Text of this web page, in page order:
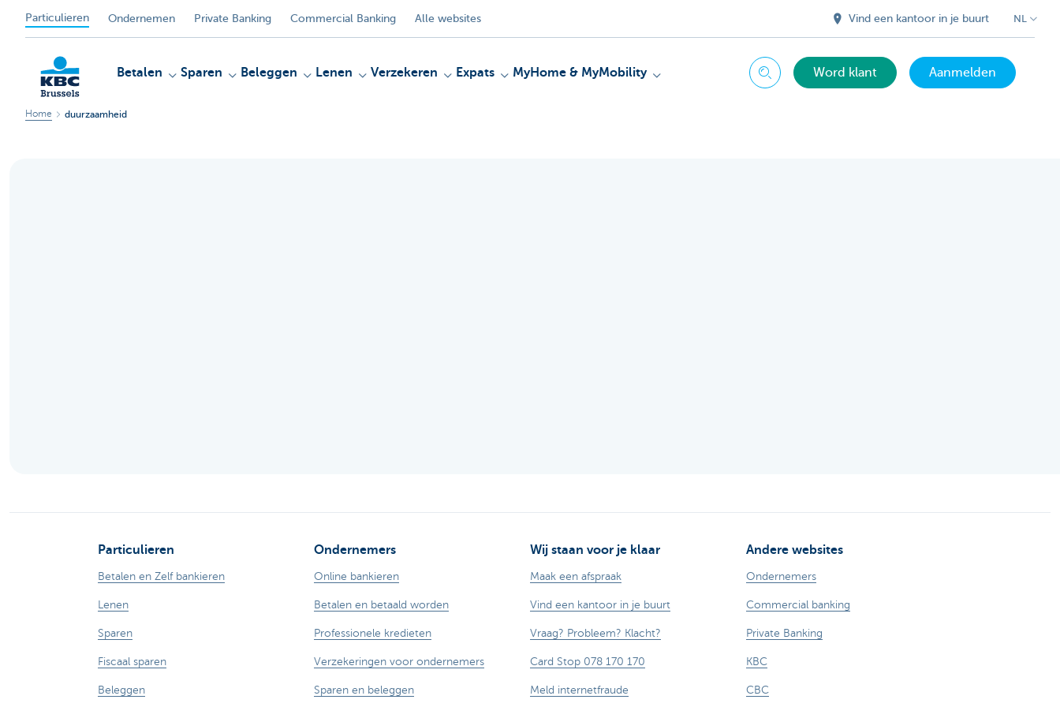
Particulieren Ondernemen Private Banking Commercial Banking Alle websites Vind een kantoor in je buurt NL
Betalen Sparen Beleggen Lenen Verzekeren Expats MyHome & MyMobility Zoeken Word klant Aanmelden
Home duurzaamheid
Particulieren
Betalen en Zelf bankieren
Lenen
Sparen
Fiscaal sparen
Beleggen
Ondernemers
Online bankieren
Betalen en betaald worden
Professionele kredieten
Verzekeringen voor ondernemers
Sparen en beleggen
Wij staan voor je klaar
Maak een afspraak
Vind een kantoor in je buurt
Vraag? Probleem? Klacht?
Card Stop 078 170 170
Meld internetfraude
Andere websites
Ondernemers
Commercial banking
Private Banking
KBC
CBC